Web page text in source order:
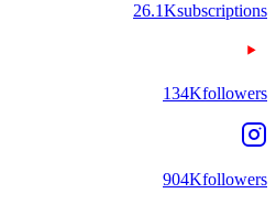
26.1Ksubscriptions
134Kfollowers
904Kfollowers